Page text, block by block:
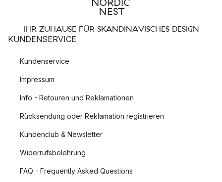
IHR ZUHAUSE FÜR SKANDINAVISCHES DESIGN
KUNDENSERVICE
Kundenservice
Impressum
Info - Retouren und Reklamationen
Rücksendung oder Reklamation registrieren
Kundenclub & Newsletter
Widerrufsbelehrung
FAQ - Frequently Asked Questions